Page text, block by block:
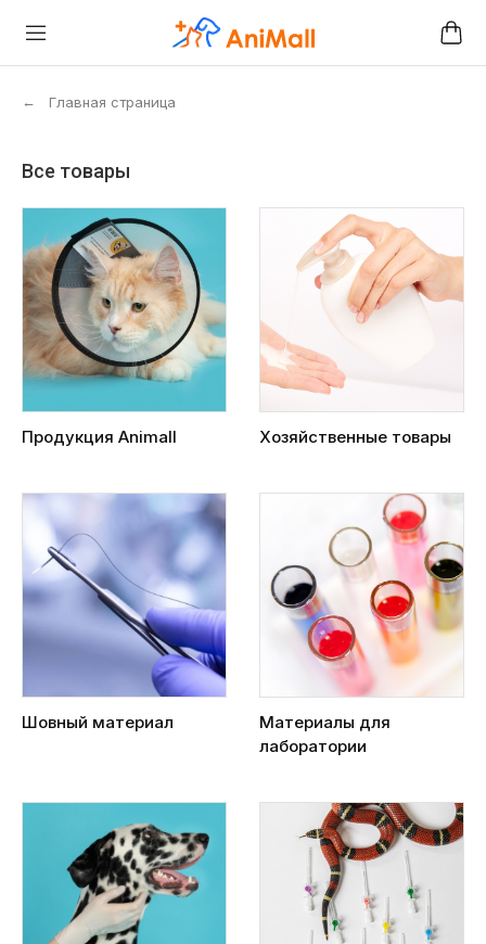
← Главная страница
Все товары
Продукция Animall Хозяйственные товары
Шовный материал
Материалы для
лаборатории